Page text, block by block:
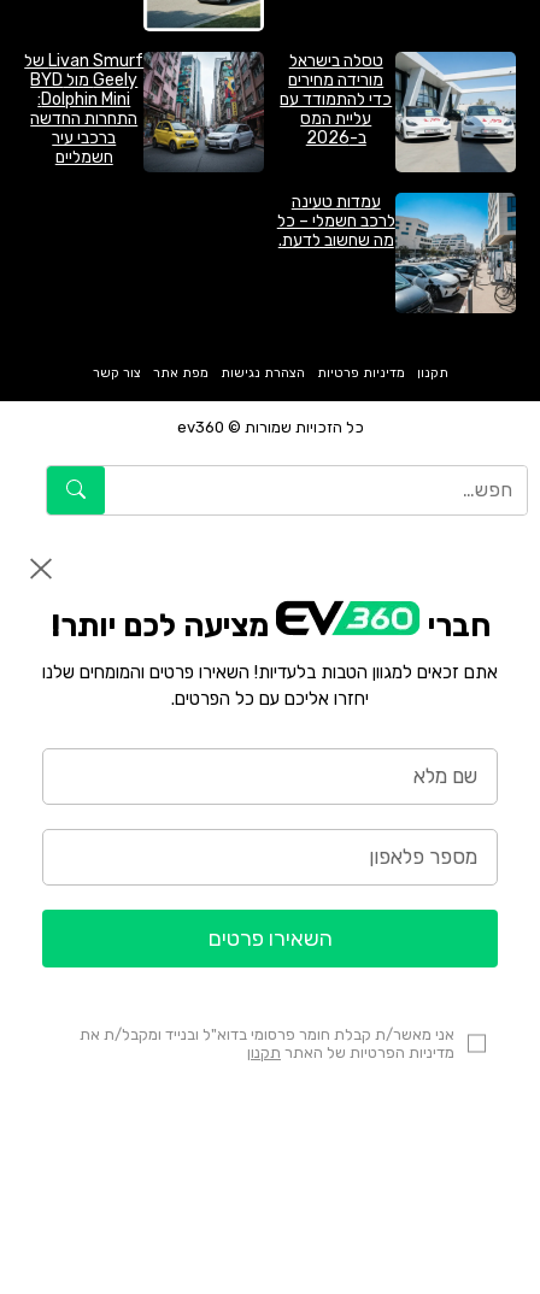
טסלה בישראל
מורידה מחירים
כדי להתמודד עם
עליית המס
ב-2026
Livan Smurf של
Geely מול BYD
Dolphin Mini:
התחרות החדשה
ברכבי עיר
חשמליים
עמדות טעינה
לרכב חשמלי – כל
מה שחשוב לדעת.
כל הזכויות שמורות © ev360
תקנון מדיניות פרטיות הצהרת נגישות מפת אתר צור קשר
חברי מציעה לכם יותר!
אתם זכאים למגוון הטבות בלעדיות! השאירו פרטים והמומחים שלנו
יחזרו אליכם עם כל הפרטים.
אני מאשר/ת קבלת חומר פרסומי בדוא"ל ובנייד ומקבל/ת את
מדיניות הפרטיות של האתר תקנון
השאירו פרטים